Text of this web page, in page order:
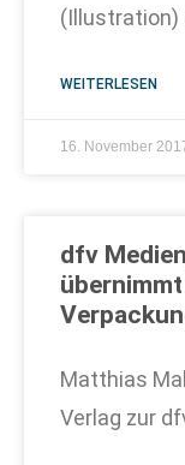
(Illustration)
WEITERLESEN
16. November
dfv
Matthias
Verlag zur